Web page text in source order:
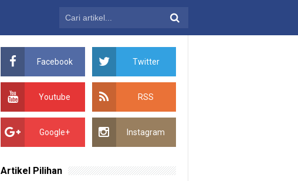
Facebook Twitter
Youtube RSS
Google+ Instagram
Artikel Pilihan